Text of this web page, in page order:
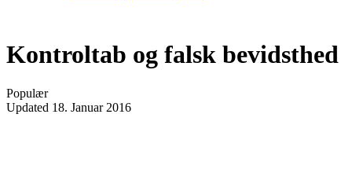
Kontroltab og falsk bevidsthed
Populær
Updated 18. Januar 2016